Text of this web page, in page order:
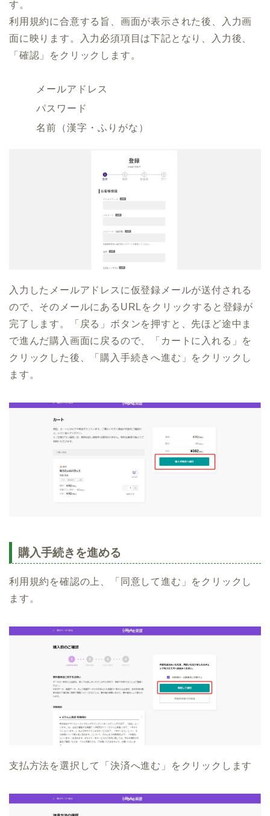
す。
利用規約に合意する旨、画面が表示された後、入力画
面に映ります。入力必須項目は下記となり、入力後、
「確認」をクリックします。
メールアドレス
パスワード
名前（漢字・ふりがな）
入力したメールアドレスに仮登録メールが送付される
ので、そのメールにあるURLをクリックすると登録が
完了します。「戻る」ボタンを押すと、先ほど途中ま
で進んだ購入画面に戻るので、「カートに入れる」を
クリックした後、「購入手続きへ進む」をクリックし
ます。
購入手続きを進める
利用規約を確認の上、「同意して進む」をクリックし
ます。
支払方法を選択して「決済へ進む」をクリックします